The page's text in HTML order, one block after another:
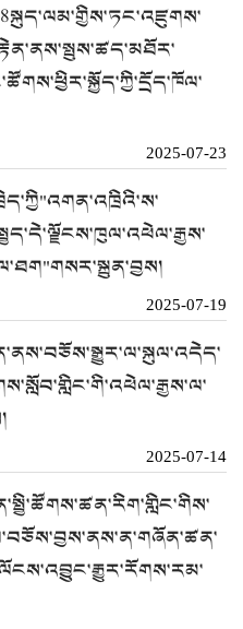
2025-07-23
2025-07-19
2025-07-14